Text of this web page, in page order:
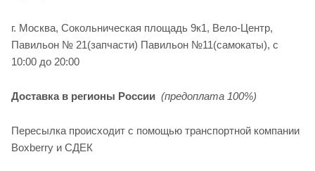
г. Москва, Сокольническая площадь 9к1, Вело-Центр,
Павильон № 21(запчасти) Павильон №11(cамокаты), с
10:00 до 20:00
Доставка в регионы России (предоплата 100%)
Пересылка происходит с помощью транспортной компании
Boxberry и СДЕК